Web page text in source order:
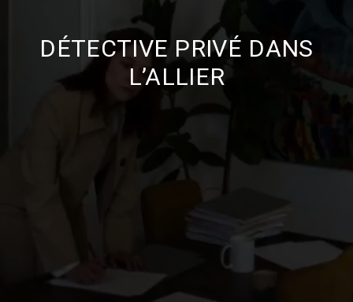
DÉTECTIVE PRIVÉ DANS
L’ALLIER